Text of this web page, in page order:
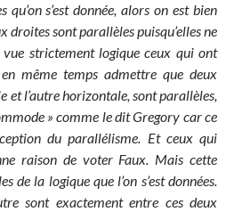
s’est donnée, alors on est bien
droites sont parallèles puisqu’elles ne
strictement logique ceux qui ont
même temps admettre que deux
et l’autre horizontale, sont parallèles,
» comme le dit Gregory car ce
du parallélisme. Et ceux qui
raison de voter Faux. Mais cette
de la logique que l’on s’est données.
sont exactement entre ces deux